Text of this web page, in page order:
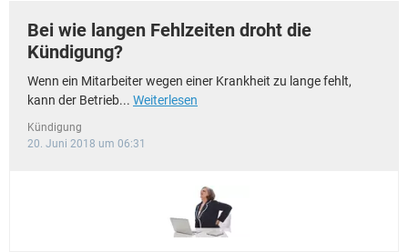
Bei wie langen Fehlzeiten droht die
Kündigung?
Wenn ein Mitarbeiter wegen einer Krankheit zu lange fehlt,
kann der Betrieb... Weiterlesen
Kündigung
20. Juni 2018 um 06:31